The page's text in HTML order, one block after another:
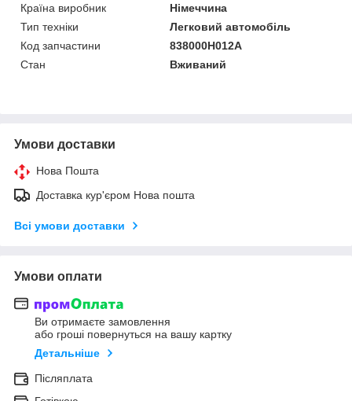
Країна виробник
Німеччина
Тип техніки
Легковий автомобіль
Код запчастини
838000H012A
Стан
Вживаний
Умови доставки
Нова Пошта
Доставка кур'єром Нова пошта
Всі умови доставки
Умови оплати
Ви отримаєте замовлення
або гроші повернуться на вашу картку
Детальніше
Післяплата